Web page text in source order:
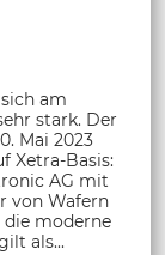
am
stark. Der
Mai 2023
Xetra-Basis:
AG mit
von Wafern
die moderne
als...